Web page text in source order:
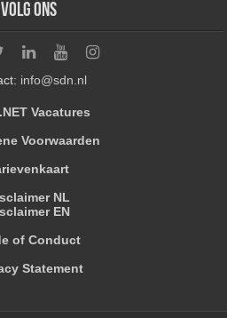
Volg ons
info@sdn.nl
Vacatures
Voorwaarden
NL
EN
of Conduct
Statement